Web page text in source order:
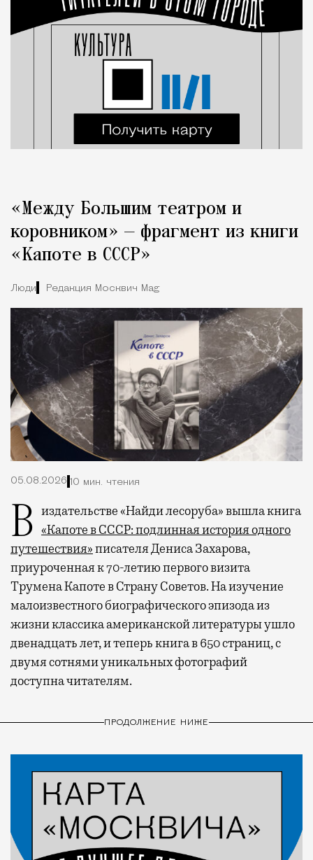
«Между Большим театром и
коровником» — фрагмент из книги
«Капоте в СССР»
Люди Редакция Москвич Mag
05.08.2026 10 мин. чтения
В издательстве «Найди лесоруба» вышла книга
«Капоте в СССР: подлинная история одного
путешествия»писателя Дениса Захарова,
приуроченная к 70-летию первого визита
Трумена Капоте в Страну Советов. На изучение
малоизвестного биографического эпизода из
жизни классика американской литературы ушло
двенадцать лет, и теперь книга в 650 страниц, с
двумя сотнями уникальных фотографий
доступна читателям.
ПРОДОЛЖЕНИЕ НИЖЕ